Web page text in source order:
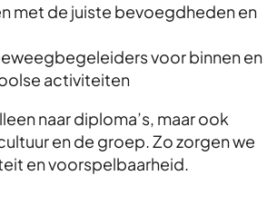
met de juiste bevoegdheden en
voor binnen en
activiteiten
naar diploma’s, maar ook
en de groep. Zo zorgen we
en voorspelbaarheid.